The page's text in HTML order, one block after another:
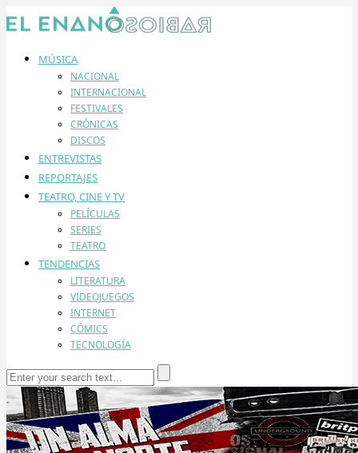
MÚSICA
NACIONAL
INTERNACIONAL
FESTIVALES
CRÓNICAS
DISCOS
ENTREVISTAS
REPORTAJES
TEATRO, CINE Y TV
PELÍCULAS
SERIES
TEATRO
TENDENCIAS
LITERATURA
VIDEOJUEGOS
INTERNET
CÓMICS
TECNOLOGÍA